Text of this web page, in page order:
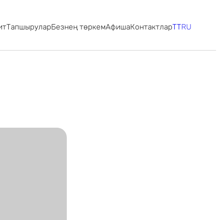
ТапшыруларБезнең төркемАфишаКонтактларTTRU